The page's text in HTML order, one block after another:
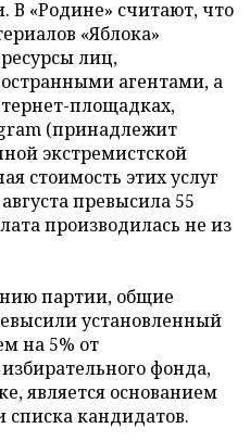
В «Родине» считают, что
«Яблока»
лиц,
агентами, а
площадках,
(принадлежит
экстремистской
стоимость этих услуг
превысила 55
производилась не из
партии, общие
установленный
на 5% от
фонда,
является основанием
кандидатов.